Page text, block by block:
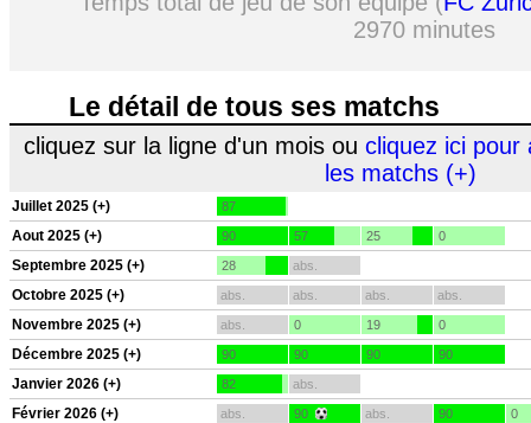
2970 minutes
Le détail de tous ses matchs
cliquez sur la ligne d'un mois ou cliquez ici pour
les matchs (+)
Juillet 2025 (+) 87
Aout 2025 (+) 90 57 25 0
Septembre 2025 (+) 28 abs.
Octobre 2025 (+) abs. abs. abs. abs.
Novembre 2025 (+) abs. 0 19 0
Décembre 2025 (+) 90 90 90 90
Janvier 2026 (+) 82 abs.
Février 2026 (+) abs. 90 abs. 90 0